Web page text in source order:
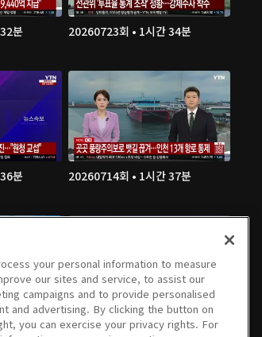
분 20260723회 • 1시간 34분
분 20260714회 • 1시간 37분
분 20260706회 • 1시간 35분
your personal information to measure
our sites and service, to assist our
campaigns and to provide personalised
and advertising. By clicking the button on
you can exercise your privacy rights. For